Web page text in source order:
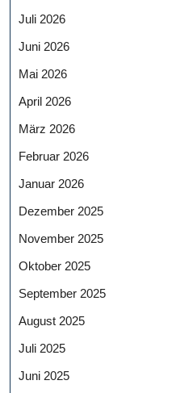
Juli 2026
Juni 2026
Mai 2026
April 2026
März 2026
Februar 2026
Januar 2026
Dezember 2025
November 2025
Oktober 2025
September 2025
August 2025
Juli 2025
Juni 2025